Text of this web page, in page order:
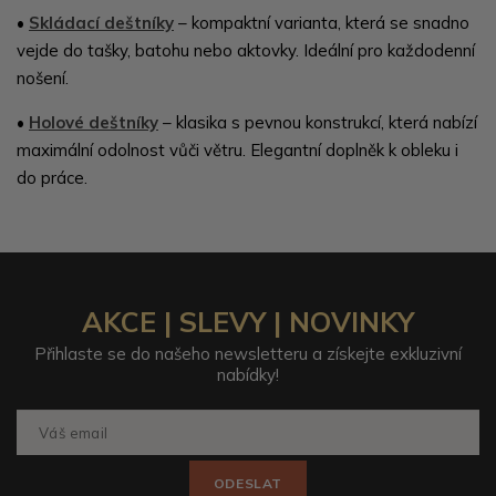
• Skládací deštníky – kompaktní varianta, která se snadno
vejde do tašky, batohu nebo aktovky. Ideální pro každodenní
nošení.
• Holové deštníky – klasika s pevnou konstrukcí, která nabízí
maximální odolnost vůči větru. Elegantní doplněk k obleku i
do práce.
AKCE | SLEVY | NOVINKY
Přihlaste se do našeho newsletteru a získejte exkluzivní
nabídky!
ODESLAT